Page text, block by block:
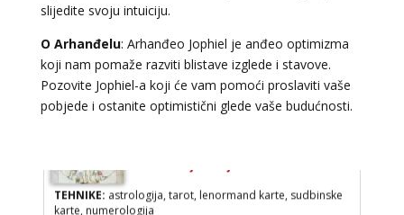
slijedite svoju intuiciju.
O Arhanđelu: Arhanđeo Jophiel je anđeo optimizma
koji nam pomaže razviti blistave izglede i stavove.
Pozovite Jophiel-a koji će vam pomoći proslaviti vaše
pobjede i ostanite optimistični glede vaše budućnosti.
Broj tel: 064/600-600
TEHNIKE:astrologija, tarot, lenormand karte, sudbinske
karte, numerologija